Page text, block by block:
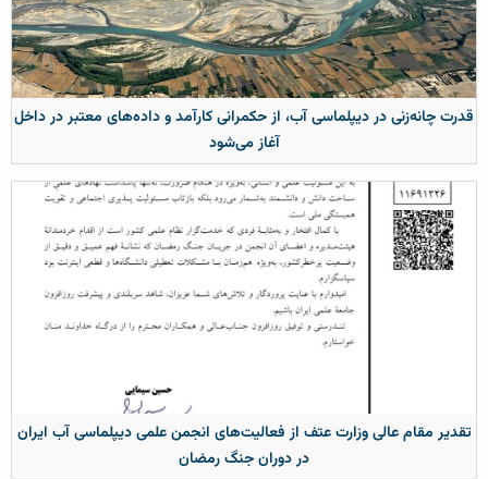
قدرت چانه‌زنی در دیپلماسی آب، از حکمرانی کارآمد و داده‌های معتبر در داخل
آغاز می‌شود
تقدیر مقام عالی وزارت عتف از فعالیت‌های انجمن علمی دیپلماسی آب ایران
در دوران جنگ رمضان